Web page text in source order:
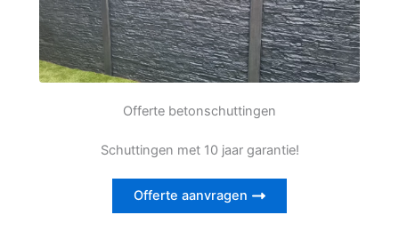
Offerte betonschuttingen
Schuttingen met 10 jaar garantie!
Offerte aanvragen